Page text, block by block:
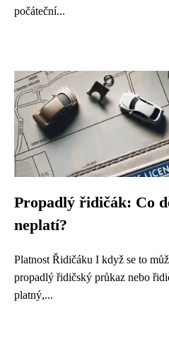
počáteční...
Propadlý řidičák: Co
neplatí?
Platnost Řidičáku I když se to
propadlý řidičský průkaz nebo
platný,...